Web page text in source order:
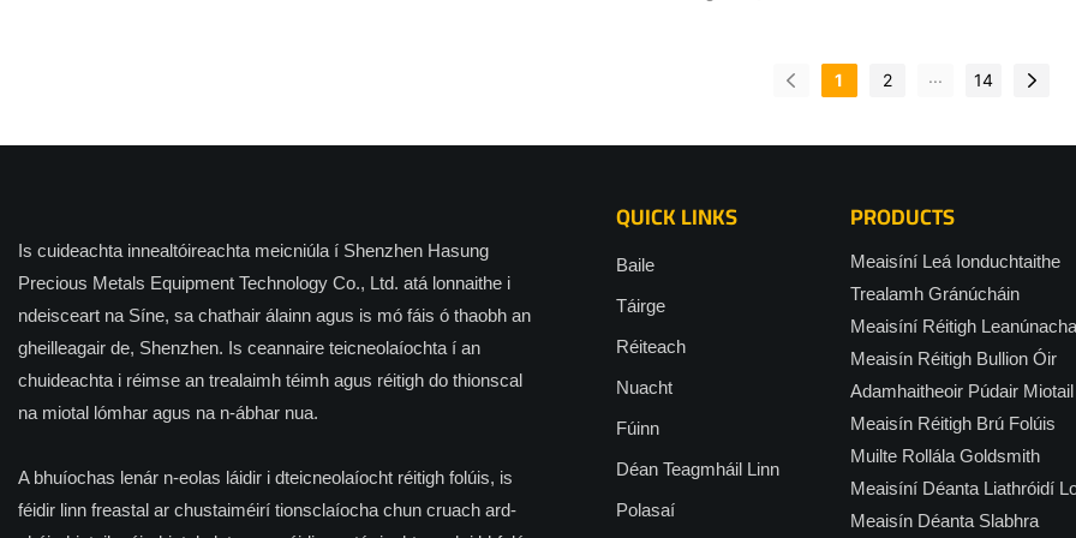
níos airde curtha chun cinn ag
trealaimh próiseála miotail
fada, agus tá líne táirgthe
iomlán cruthaithe aige do nótaí
airgid. Ó leá amhábhar go
críochnaithe, is féidir é a
iarracht amháin, rud a réitíonn
na pointí pian a bhaineann le
thraidisiúnta, cruinneas
saothair arda, agus rátaí
tionscal. Soláthraíonn sé
1 2 ... 14
Is cuideachta innealtóireachta meicniúla í Shenzhen Hasung
Precious Metals Equipment Technology Co., Ltd. atá lonnaithe i
ndeisceart na Síne, sa chathair álainn agus is mó fáis ó thaobh an
gheilleagair de, Shenzhen. Is ceannaire teicneolaíochta í an
chuideachta i réimse an trealaimh téimh agus réitigh do thionscal
na miotal lómhar agus na n-ábhar nua.
A bhuíochas lenár n-eolas láidir i dteicneolaíocht réitigh folúis, is
féidir linn freastal ar chustaiméirí tionsclaíocha chun cruach ard-
QUICK LINKS
Baile
Táirge
Réiteach
Nuacht
Fúinn
Déan Teagmháil Linn
Polasaí
PRODUCTS
Meaisíní Leá Ionduchtaithe
Trealamh Gránúcháin
Meaisíní Réitigh Leanúnacha
Meaisín Réitigh Bullion Óir
Adamhaitheoir Púdair Miotail
Meaisín Réitigh Brú Folúis
Muilte Rollála Goldsmith
Meaisíní Déanta Liathróidí
Meaisín Déanta Slabhra